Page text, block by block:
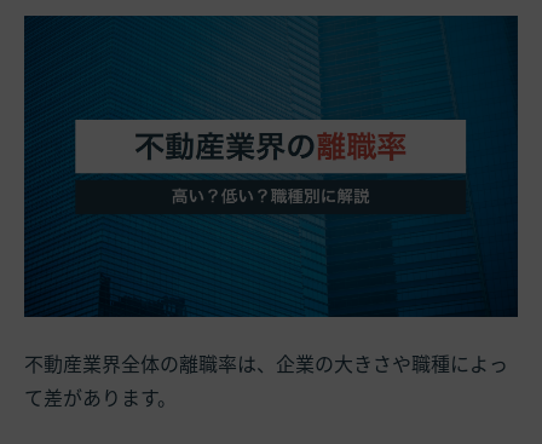
不動産業界全体の離職率は、企業の大きさや職種によっ
て差があります。